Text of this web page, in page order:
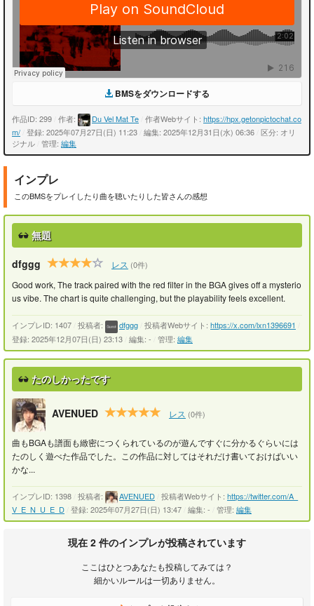
BMSをダウンロードする
作品ID: 299 作者: Du Vel Mat Te 作者Webサイト: https://hpx.getonpictochat.co
m/ 登録: 2025年07月27日(日) 11:23 編集: 2025年12月31日(水) 06:36 区分: オリ
ジナル 管理: 編集
インプレ
このBMSをプレイしたり曲を聴いたりした皆さんの感想
無題
dfggg レス (0件)
Good work, The track paired with the red filter in the BGA gives off a mysterio
us vibe. The chart is quite challenging, but the playability feels excellent.
インプレID: 1407 投稿者: dfggg 投稿者Webサイト: https://x.com/lxn1396691
登録: 2025年12月07日(日) 23:13 編集: - 管理: 編集
たのしかったです
AVENUED レス (0件)
曲もBGAも譜面も緻密につくられているのが遊んですぐに分かるぐらいには
たのしく遊べた作品でした。この作品に対してはそれだけ書いておけばいい
かな...
インプレID: 1398 投稿者: AVENUED 投稿者Webサイト: https://twitter.com/A_
V_E_N_U_E_D 登録: 2025年07月27日(日) 13:47 編集: - 管理: 編集
現在 2 件のインプレが投稿されています
ここはひとつあなたも投稿してみては？
細かいルールは一切ありません。